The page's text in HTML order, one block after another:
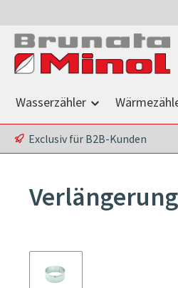
Wasserzähler
Exclusiv für B2B-Kunden